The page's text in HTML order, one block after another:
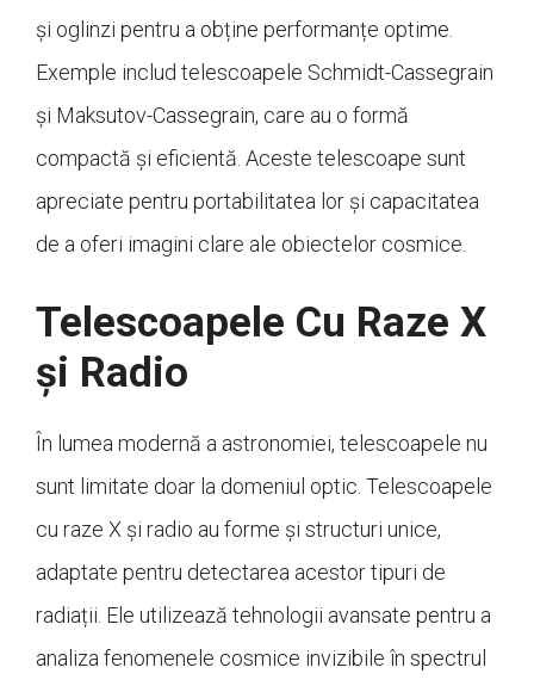
și oglinzi pentru a obține performanțe optime.
Exemple includ telescoapele Schmidt-Cassegrain
și Maksutov-Cassegrain, care au o formă
compactă și eficientă. Aceste telescoape sunt
apreciate pentru portabilitatea lor și capacitatea
de a oferi imagini clare ale obiectelor cosmice.
Telescoapele Cu Raze X
și Radio
În lumea modernă a astronomiei, telescoapele nu
sunt limitate doar la domeniul optic. Telescoapele
cu raze X și radio au forme și structuri unice,
adaptate pentru detectarea acestor tipuri de
radiații. Ele utilizează tehnologii avansate pentru a
analiza fenomenele cosmice invizibile în spectrul